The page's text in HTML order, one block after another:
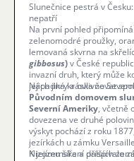
Slunečnice pestrá v
nepatří
Na první pohled
zelenomodré proužky,
lemovaná skvrna na
gibbosus)v České
invazní druh, který může
jejich jikry a ovlivňovat
Nápadná kráska ze
Původním domovem
Severní Ameriky, včetně
dovezena ve druhé
výskyt pochází z roku
jezírkách u zámku
Nizozemska a dalších
K jejímu šíření přispívalo